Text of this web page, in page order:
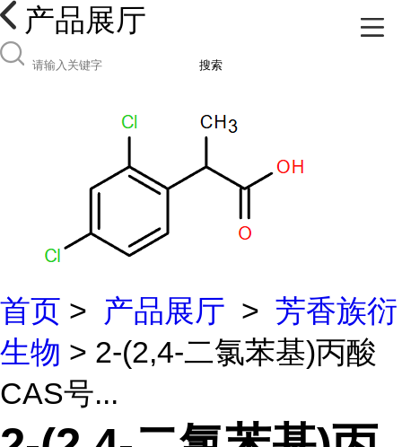
产品展厅
搜索
首页 > 产品展厅 > 芳香族衍
生物 > 2-(2,4-二氯苯基)丙酸
CAS号...